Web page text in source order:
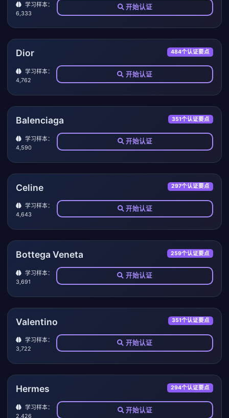
学习样本：
6,333
开始认证
Dior 484个认证要点
学习样本：
4,762
开始认证
Balenciaga 351个认证要点
学习样本：
4,590
开始认证
Celine 297个认证要点
学习样本：
4,643
开始认证
Bottega Veneta 259个认证要点
学习样本：
3,691
开始认证
Valentino 351个认证要点
学习样本：
3,722
开始认证
Hermes 294个认证要点
学习样本：
2,426
开始认证